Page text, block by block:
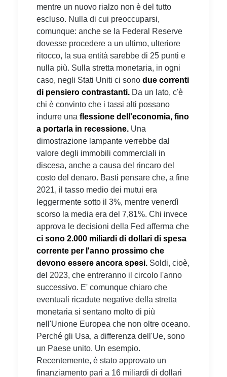
mentre un nuovo rialzo non è del tutto
escluso. Nulla di cui preoccuparsi,
comunque: anche se la Federal Reserve
dovesse procedere a un ultimo, ulteriore
ritocco, la sua entità sarebbe di 25 punti e
nulla più. Sulla stretta monetaria, in ogni
caso, negli Stati Uniti ci sono due correnti
di pensiero contrastanti. Da un lato, c'è
chi è convinto che i tassi alti possano
indurre una flessione dell'economia, fino
a portarla in recessione. Una
dimostrazione lampante verrebbe dal
valore degli immobili commerciali in
discesa, anche a causa del rincaro del
costo del denaro. Basti pensare che, a fine
2021, il tasso medio dei mutui era
leggermente sotto il 3%, mentre venerdì
scorso la media era del 7,81%. Chi invece
approva le decisioni della Fed afferma che
ci sono 2.000 miliardi di dollari di spesa
corrente per l'anno prossimo che
devono essere ancora spesi. Soldi, cioè,
del 2023, che entreranno il circolo l'anno
successivo. E' comunque chiaro che
eventuali ricadute negative della stretta
monetaria si sentano molto di più
nell'Unione Europea che non oltre oceano.
Perché gli Usa, a differenza dell'Ue, sono
un Paese unito. Un esempio.
Recentemente, è stato approvato un
finanziamento pari a 16 miliardi di dollari